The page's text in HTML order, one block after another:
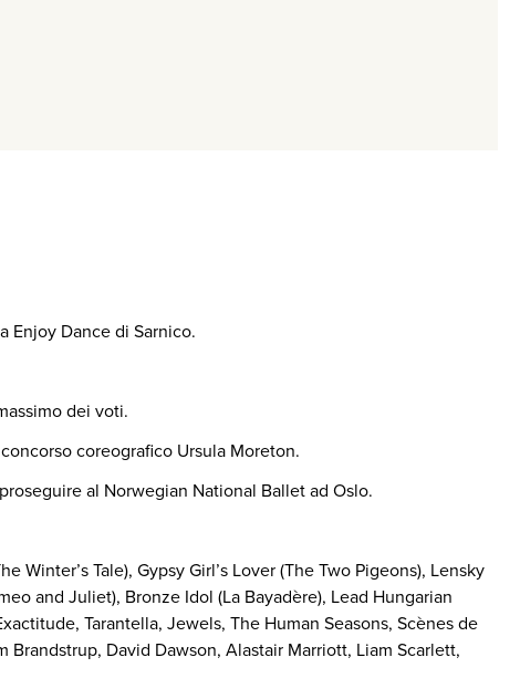
Enjoy Dance di Sarnico.
dei voti.
coreografico Ursula Moreton.
al Norwegian National Ballet ad Oslo.
Tale), Gypsy Girl’s Lover (The Two Pigeons), Lensky
and Juliet), Bronze Idol (La Bayadère), Lead Hungarian
Tarantella, Jewels, The Human Seasons, Scènes de
David Dawson, Alastair Marriott, Liam Scarlett,